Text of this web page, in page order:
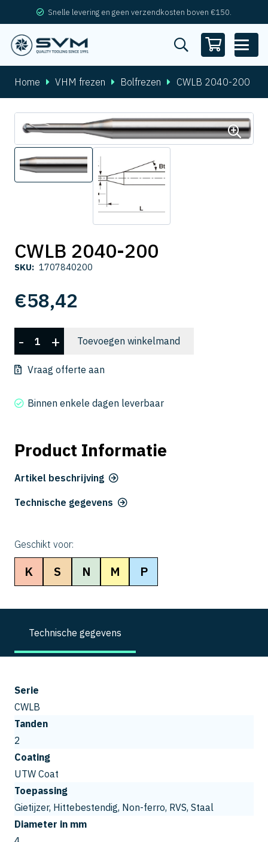
Snelle levering en geen verzendkosten boven €150.
Home VHM frezen Bolfrezen CWLB 2040-200
CWLB 2040-200
SKU: 1707840200
€58,42
CWLB
2040-
200
- + Toevoegen winkelmand
Vraag offerte aan
Binnen enkele dagen leverbaar
Product Informatie
Artikel beschrijving
Technische gegevens
Geschikt voor:
K S N M P
Technische gegevens
Serie
CWLB
Tanden
2
Coating
UTW Coat
Toepassing
Gietijzer, Hittebestendig, Non-ferro, RVS, Staal
Diameter in mm